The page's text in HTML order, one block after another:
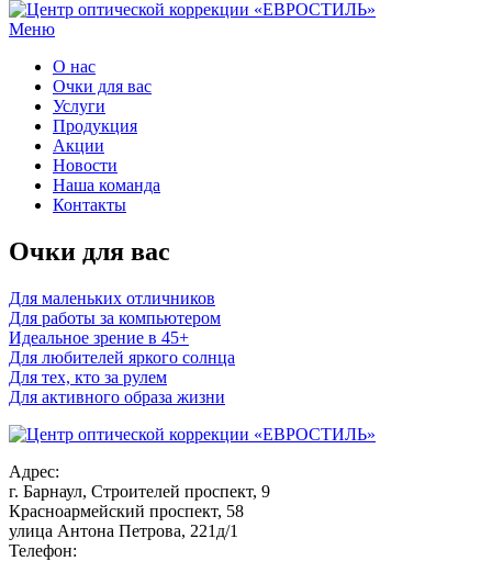
Меню
О нас
Очки для вас
Услуги
Продукция
Акции
Новости
Наша команда
Контакты
Очки для вас
Для маленьких отличников
Для работы за компьютером
Идеальное зрение в 45+
Для любителей яркого солнца
Для тех, кто за рулем
Для активного образа жизни
Адрес:
г. Барнаул, Строителей проспект, 9
Красноармейский проспект, 58
улица Антона Петрова, 221д/1
Телефон: